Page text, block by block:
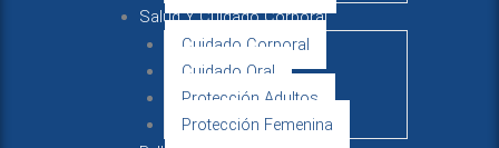
Salud Y Cuidado Corporal
Cuidado Corporal
Cuidado Oral
Protección Adultos
Protección Femenina